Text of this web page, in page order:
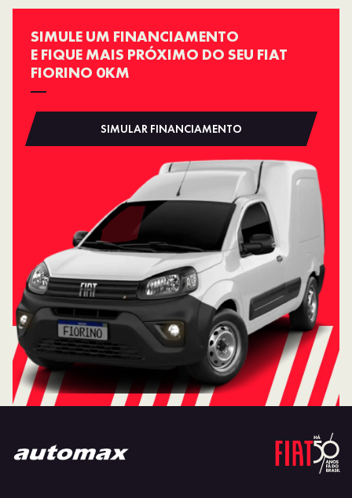
SIMULE UM FINANCIAMENTO
E FIQUE MAIS PRÓXIMO DO SEU FIAT
FIORINO 0KM
SIMULAR FINANCIAMENTO